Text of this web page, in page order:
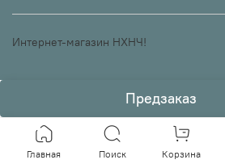
Предзаказ
Интернет-магазин НХНЧ!
Главная Поиск Корзина